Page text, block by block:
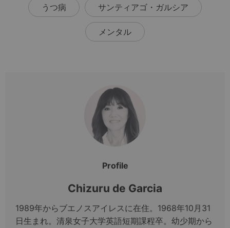
うつ病 サンティアゴ・ガルシア
メンタル
Profile
Chizuru de Garcia
1989年からブエノスアイレスに在住。1968年10月31
日生まれ。清泉女子大学英語短期課程卒。幼少期から